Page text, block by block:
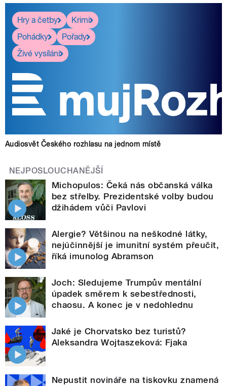
Hry a četby
Krimi
Pohádky
Pořady
Živé vysílání
Audiosvět Českého rozhlasu na jednom místě
NEJPOSLOUCHANĚJŠÍ
Michopulos: Čeká nás občanská válka
bez střelby. Prezidentské volby budou
džihádem vůči Pavlovi
Alergie? Většinou na neškodné látky,
nejúčinnější je imunitní systém přeučit,
říká imunolog Abramson
Joch: Sledujeme Trumpův mentální
úpadek směrem k sebestřednosti,
chaosu. A konec je v nedohlednu
Jaké je Chorvatsko bez turistů?
Aleksandra Wojtaszeková: Fjaka
Nepustit novináře na tiskovku znamená